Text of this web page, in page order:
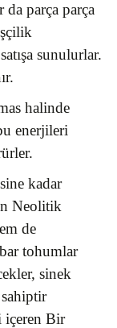
da parça parça
sunulurlar.
halinde
enerjileri
kadar
Neolitik
de
tohumlar
sinek
içeren Bir